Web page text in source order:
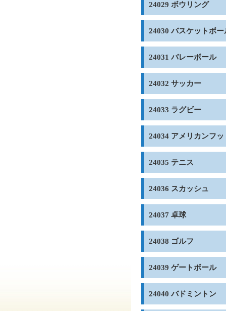
24029 ボウリング
24030 バスケットボー
24031 バレーボール
24032 サッカー
24033 ラグビー
24034 アメリカンフ
24035 テニス
24036 スカッシュ
24037 卓球
24038 ゴルフ
24039 ゲートボール
24040 バドミントン